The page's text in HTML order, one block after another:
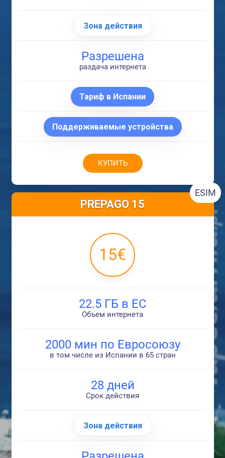
Зона действия
Разрешена
раздача интернета
Тариф в Испании
Поддерживаемые устройства
КУПИТЬ
PREPAGO 15
ESIM
15€
22.5 ГБ в ЕС
Объем интернета
2000 мин по Евросоюзу
в том числе из Испании в 65 стран
28 дней
Срок действия
Зона действия